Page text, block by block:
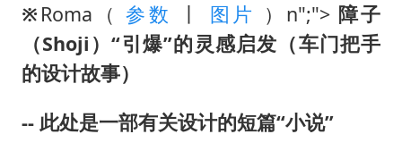
※Roma（ 参数 丨 图片 ）n";"> 障子
（Shoji）“引爆”的灵感启发（车门把手
的设计故事）
-- 此处是一部有关设计的短篇“小说”